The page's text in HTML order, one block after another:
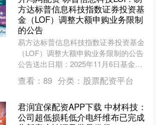
方达标普信息科技指数证券投资基
金（LOF）调整大额申购业务限制
的公告
易方达标普信息科技指数证券投资基金
（LOF）调整大额申购业务限制的公告
公告送出日期：2025年11月6日基金名
称易方达标普信息科技指数证券投资基
金（LOF）基金....
查看： 89 分类： 股票配资平台
君润宜保配资APP下载 中材科技：
公司超低损耗低介电纤维布已完成